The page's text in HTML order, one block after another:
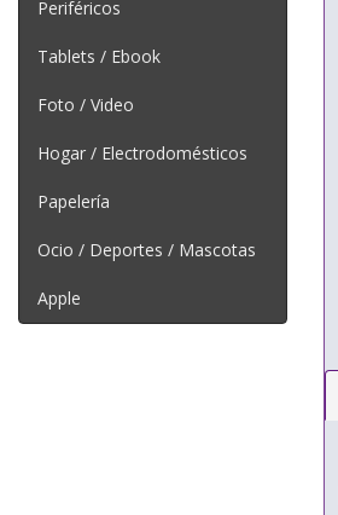
Periféricos
Tablets / Ebook
Foto / Video
Hogar / Electrodomésticos
Papelería
Ocio / Deportes / Mascotas
Apple